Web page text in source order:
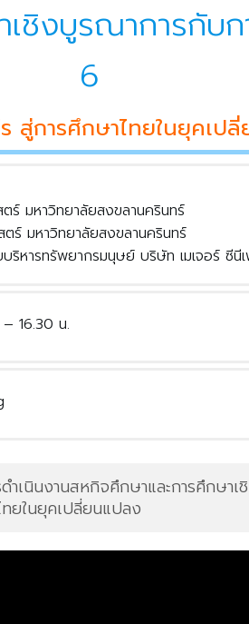
ชิงบูรณาการกับ
6
สู่การศึกษาไทยในยุคเป
ร์ มหาวิทยาลัยสงขลานครินทร์
ร์ มหาวิทยาลัยสงขลานครินทร์
หารทรัพยากรมนุษย์ บริษัท เมเจอร์ ซีนี
16.30 น.
เนินงานสหกิจศึกษาและการศึกษาเ
ยในยุคเปลี่ยนแปลง